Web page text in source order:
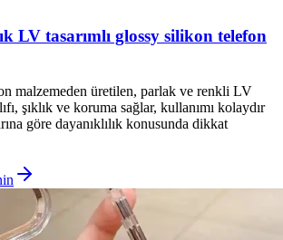
LV tasarımlı glossy silikon telefon
malzemeden üretilen, parlak ve renkli LV
şıklık ve koruma sağlar, kullanımı kolaydır
göre dayanıklılık konusunda dikkat